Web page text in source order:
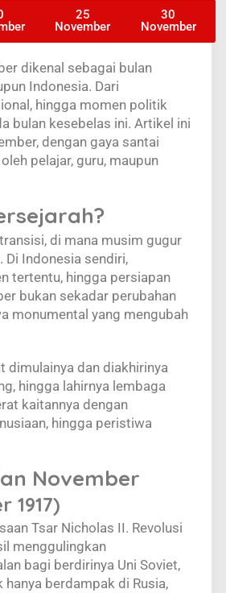
25
November
30
November
dikenal sebagai bulan
Indonesia. Dari
hingga momen politik
bulan kesebelas ini. Artikel ini
dengan gaya santai
pelajar, guru, maupun
di mana musim gugur
Di Indonesia sendiri,
tertentu, hingga persiapan
bukan sekadar perubahan
monumental yang mengubah
dimulainya dan diakhirinya
hingga lahirnya lembaga
kaitannya dengan
hingga peristiwa
November
1917)
Tsar Nicholas II. Revolusi
menggulingkan
bagi berdirinya Uni Soviet,
berdampak di Rusia,